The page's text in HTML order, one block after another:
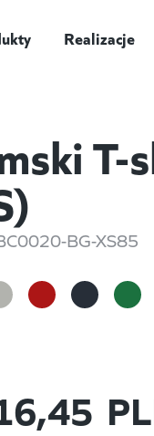
Realizacje
BG-XS85